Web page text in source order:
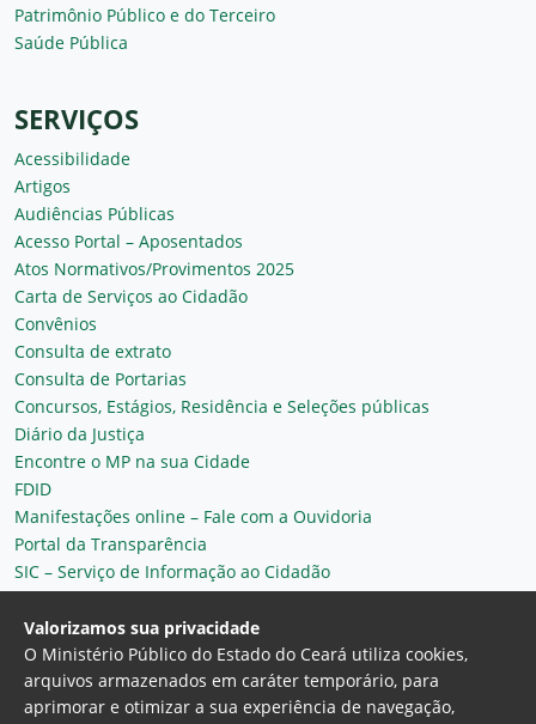
Patrimônio Público e do Terceiro
Saúde Pública
SERVIÇOS
Acessibilidade
Artigos
Audiências Públicas
Acesso Portal – Aposentados
Atos Normativos/Provimentos 2025
Carta de Serviços ao Cidadão
Convênios
Consulta de extrato
Consulta de Portarias
Concursos, Estágios, Residência e Seleções públicas
Diário da Justiça
Encontre o MP na sua Cidade
FDID
Manifestações online – Fale com a Ouvidoria
Portal da Transparência
SIC – Serviço de Informação ao Cidadão
Secretaria Geral
Valorizamos sua privacidade
O Ministério Público do Estado do Ceará utiliza cookies,
arquivos armazenados em caráter temporário, para
aprimorar e otimizar a sua experiência de navegação,